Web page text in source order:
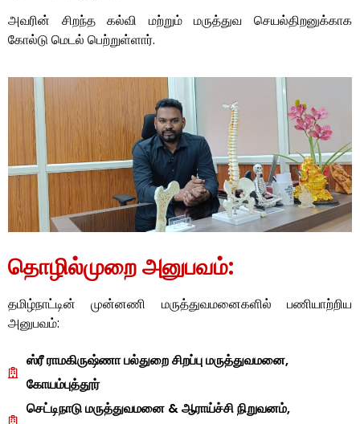
அவரின் சிறந்த கல்வி மற்றும் மருத்துவ செயல்திறனுக்காக
கோல்டு மெடல் பெற்றுள்ளார்.
தொழில்முறை அனுபவம்:
தமிழ்நாட்டின் முன்னணி மருத்துவமனைகளில் பணியாற்றிய
அனுபவம்:
ஸ்ரீ ராமகிருஷ்ணா பல்துறை சிறப்பு மருத்துவமனை,
கோயம்புத்தூர்
செட்டிநாடு மருத்துவமனை & ஆராய்ச்சி நிறுவனம்,